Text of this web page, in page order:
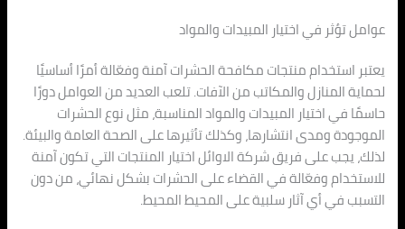
عوامل تؤثر في اختيار المبيدات والمواد
يعتبر استخدام منتجات مكافحة الحشرات آمنة وفعّالة أمرًا أساسيًا
لحماية المنازل والمكاتب من الآفات. تلعب العديد من العوامل دورًا
حاسمًا في اختيار المبيدات والمواد المناسبة، مثل نوع الحشرات
الموجودة ومدى انتشارها، وكذلك تأثيرها على الصحة العامة والبيئة.
لذلك، يجب على فريق شركة الاوائل اختيار المنتجات التي تكون آمنة
للاستخدام وفعّالة في القضاء على الحشرات بشكل نهائي، من دون
التسبب في أي آثار سلبية على المحيط المحيط.